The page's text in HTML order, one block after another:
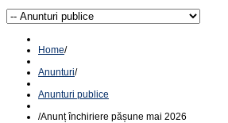
Home/
Anunturi/
Anunturi publice
/Anunț închiriere pășune mai 2026